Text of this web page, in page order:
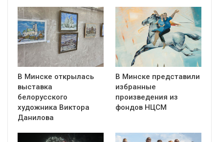
В Минске открылась
выставка
белорусского
художника Виктора
Данилова
В Минске представили
избранные
произведения из
фондов НЦСМ